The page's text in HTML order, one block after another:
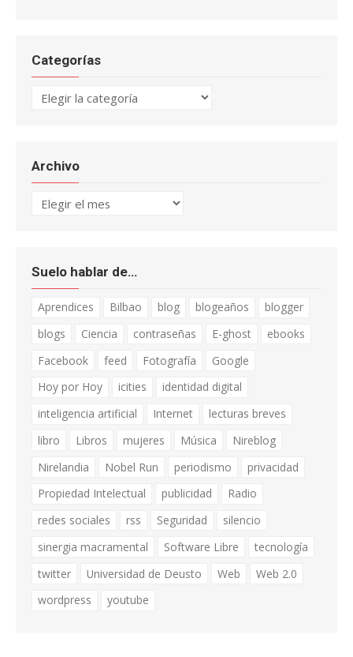
Categorías
Categorías
Archivo
Archivo
Suelo hablar de…
Aprendices Bilbao blog blogeaños
blogger
blogs
Ciencia contraseñas E-ghost
ebooks
Facebook
feed Fotografía
Google
Hoy por Hoy
icities
identidad digital
inteligencia artificial
Internet
lecturas breves
libro
Libros mujeres Música
Nireblog
Nirelandia
Nobel Run periodismo
privacidad
Propiedad Intelectual
publicidad
Radio
redes sociales
rss Seguridad
silencio
sinergia macramental
Software Libre
tecnología
twitter
Universidad de Deusto Web
Web 2.0
wordpress
youtube